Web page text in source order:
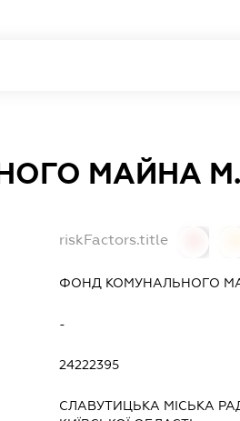
МАЙНА М.
riskFactors.title
ФОНД КОМУНАЛЬНОГО
-
24222395
СЛАВУТИЦЬКА МІСЬКА